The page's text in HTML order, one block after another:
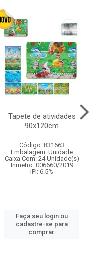
Tapete de atividades
90x120cm
Código: 831663
Embalagem: Unidade
Caixa Com: 24 Unidade(s)
Inmetro: 006660/2019
IPI: 6.5%
Faça seu login ou
cadastre-se para
comprar.